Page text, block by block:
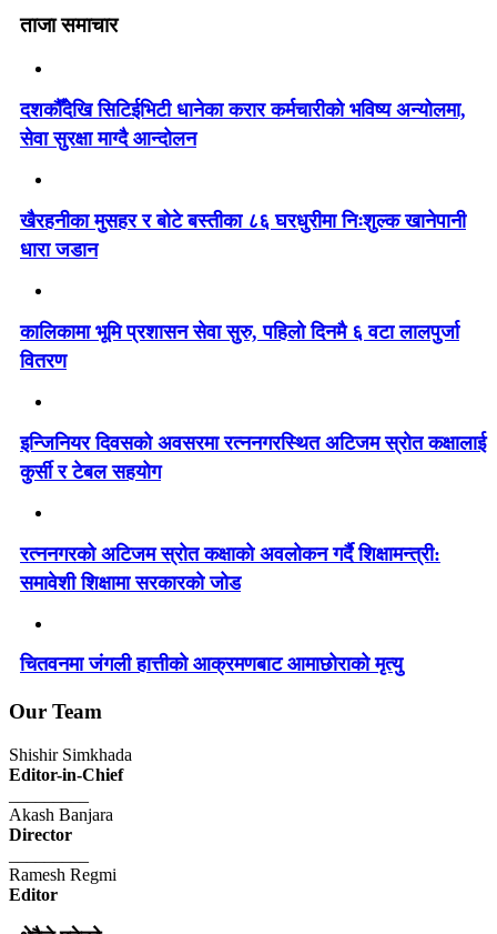
ताजा समाचार
दशकौँदेखि सिटिईभिटी धानेका करार कर्मचारीको भविष्य अन्योलमा,
सेवा सुरक्षा माग्दै आन्दोलन
खैरहनीका मुसहर र बोटे बस्तीका ८६ घरधुरीमा निःशुल्क खानेपानी
धारा जडान
कालिकामा भूमि प्रशासन सेवा सुरु, पहिलो दिनमै ६ वटा लालपुर्जा
वितरण
इन्जिनियर दिवसको अवसरमा रत्ननगरस्थित अटिजम स्रोत कक्षालाई
कुर्सी र टेबल सहयोग
रत्ननगरको अटिजम स्रोत कक्षाको अवलोकन गर्दै शिक्षामन्त्री:
समावेशी शिक्षामा सरकारको जोड
चितवनमा जंगली हात्तीको आक्रमणबाट आमाछोराको मृत्यु
Our Team
Shishir Simkhada
Editor-in-Chief
Akash Banjara
Director
Ramesh Regmi
Editor